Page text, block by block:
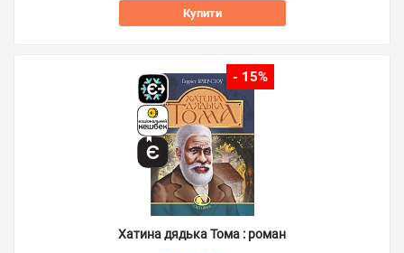
Купити
- 15%
Хатина дядька Тома : роман